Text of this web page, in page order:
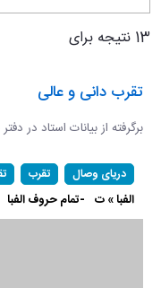
13 نتیجه برای
تقرب دانی و عالی
برگرفته از بیانات استاد در
دریای وصال تقرب
الفبا » ت -تمام حروف الفبا